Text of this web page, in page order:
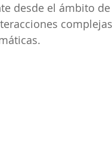
desde el ámbito